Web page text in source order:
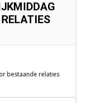
bestaande relaties